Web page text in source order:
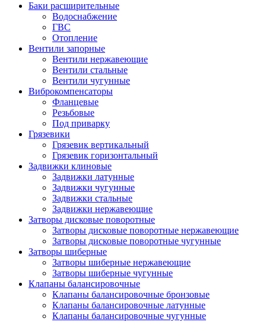
Баки расширительные
Водоснабжение
ГВС
Отопление
Вентили запорные
Вентили нержавеющие
Вентили стальные
Вентили чугунные
Виброкомпенсаторы
Фланцевые
Резьбовые
Под приварку
Грязевики
Грязевик вертикальный
Грязевик горизонтальный
Задвижки клиновые
Задвижки латунные
Задвижки чугунные
Задвижки стальные
Задвижки нержавеющие
Затворы дисковые поворотные
Затворы дисковые поворотные нержавеющие
Затворы дисковые поворотные чугунные
Затворы шиберные
Затворы шиберные нержавеющие
Затворы шиберные чугунные
Клапаны балансировочные
Клапаны балансировочные бронзовые
Клапаны балансировочные латунные
Клапаны балансировочные чугунные